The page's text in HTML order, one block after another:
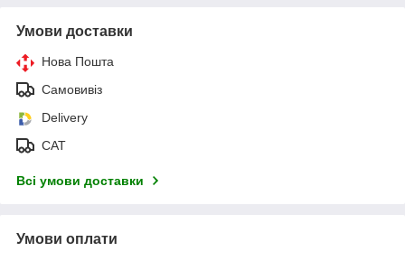
Умови доставки
Нова Пошта
Самовивіз
Delivery
САТ
Всі умови доставки
Умови оплати